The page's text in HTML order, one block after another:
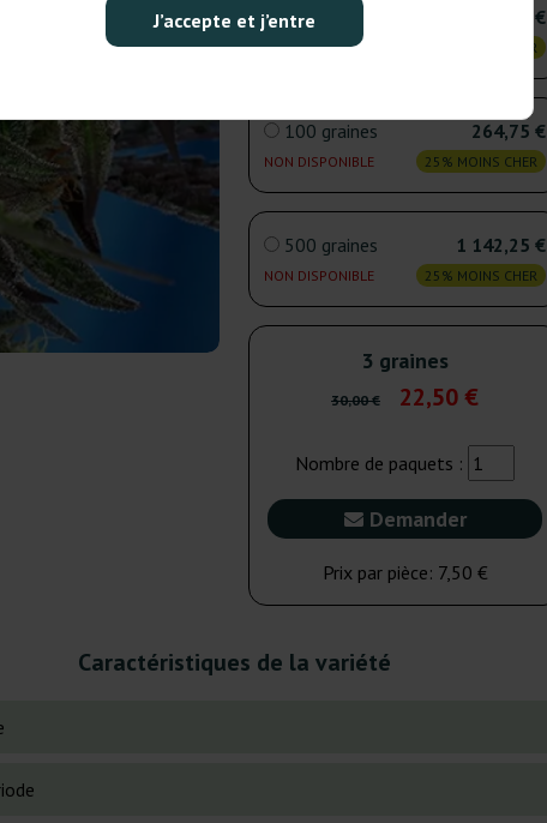
J’accepte et j’entre25 graines
NON DISPONIBLE
76,50 €
25% MOINS CHER
100 graines
NON DISPONIBLE
264,75 €
25% MOINS CHER
500 graines
NON DISPONIBLE
1 142,25 €
25% MOINS CHER
3 graines
30,00 € 22,50 €
Nombre de paquets :
Demander
Prix par pièce: 7,50 €
Caractéristiques de la variété